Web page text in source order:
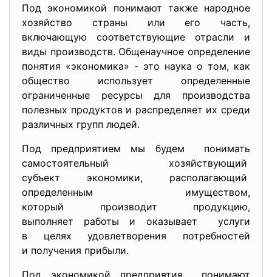
Под экономикой понимают также народное
хозяйство страны или его часть,
включающую соответствующие отрасли и
виды производств. Общенаучное определение
понятия «экономика» - это наука о том, как
общество использует определенные
ограниченные ресурсы для производства
полезных продуктов и распределяет их среди
различных групп людей.
Под предприятием мы будем понимать
самостоятельный хозяйствующий
субъект экономики, располагающий
определенным имуществом,
который производит продукцию,
выполняет работы и оказывает услуги
в целях удовлетворения потребностей
и получения прибыли.
Под экономикой предприятия понимают